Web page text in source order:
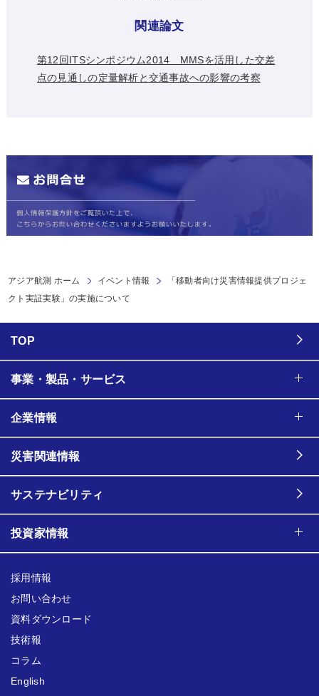
関連論文
第12回ITSシンポジウム2014 MMSを活用した交差
点の見通しの定量解析と交通事故への影響の考察
アジア航測 ホーム イベント情報
「移動者向け災害情報提供プロジェ
クト実証実験」の実施について
TOP
事業・製品・サービス
企業情報
災害関連情報
サステナビリティ
投資家情報
採用情報
お問い合わせ
資料ダウンロード
技術報
コラム
English